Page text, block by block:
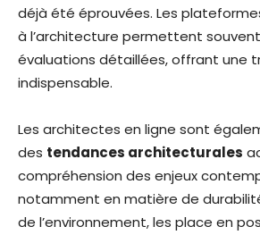
déjà été éprouvées. Les
à l’architecture permettent
évaluations détaillées, offrant une
indispensable.
Les architectes en ligne sont
des tendances architecturales
compréhension des enjeux
notamment en matière de
de l’environnement, les place en